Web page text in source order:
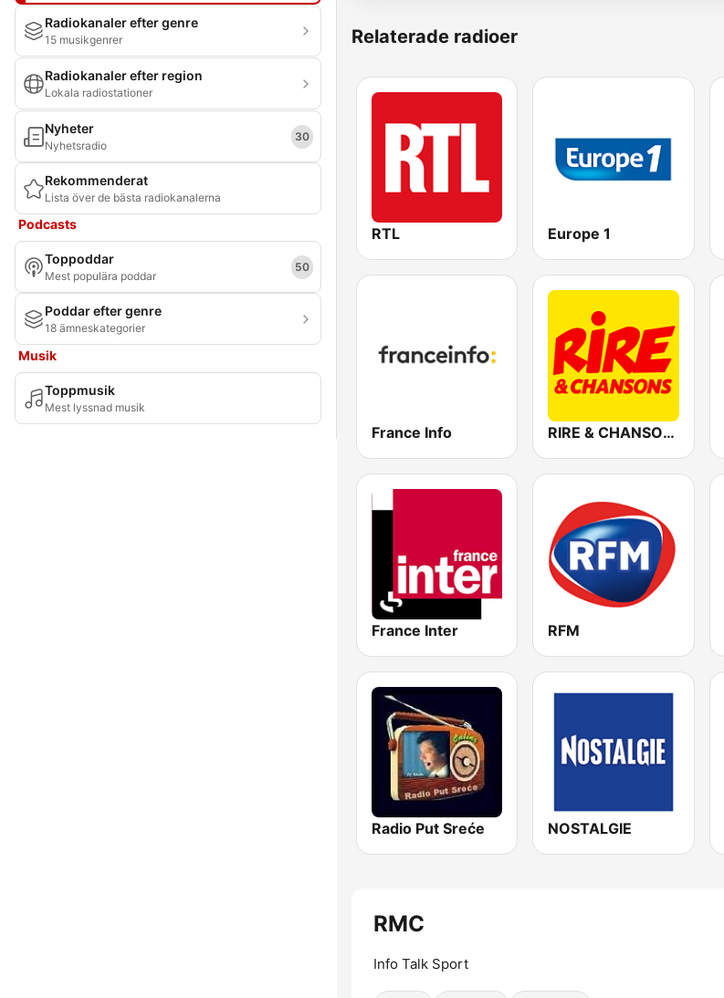
Radiokanaler efter genre
15 musikgenrer
Radiokanaler efter region
Lokala radiostationer
Nyheter
Nyhetsradio
30
Rekommenderat
Lista över de bästa radiokanalerna
Podcasts
Toppoddar
Mest populära poddar
50
Poddar efter genre
18 ämneskategorier
Musik
Toppmusik
Mest lyssnad musik
Relaterade radioer
RTL Europe 1
France Info RIRE & CHANSONS
France Inter RFM
Radio Put Sreće NOSTALGIE
RMC
Info Talk Sport